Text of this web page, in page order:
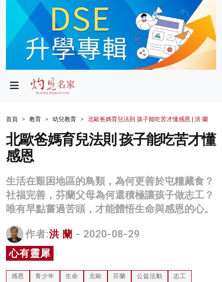
政局
財經
生活
健康
商業
科技
影片
名家榜
灼見活動
關於我們
首頁 教育 幼兒教育 北歐爸媽育兒法則 孩子能吃苦才懂感恩 | 洪 蘭
北歐爸媽育兒法則 孩子能吃苦才懂
感恩
生活在艱困地區的鳥類，為何更善於屯糧藏食？
社福完善，芬蘭父母為何還積極讓孩子做志工？
唯有早點嘗過苦頭，才能體悟生命與感恩的心。
作者:洪 蘭 - 2020-08-29
心有靈犀
感恩 青少年 生命 北歐 芬蘭 公益活動 志工